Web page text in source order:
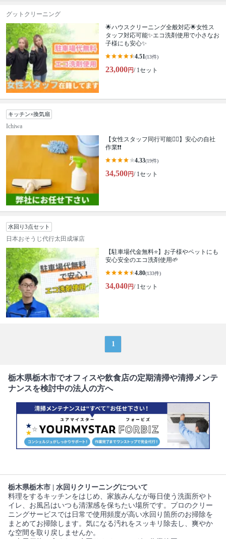
グットクリーニング
🌟ハウスクリーニング全般対応🌟女性ス
タッフ対応可能✨エコ洗剤使用で小さなお
子様にも安心✨
4.51(13件)
23,000円/ 1セット
キッチン×換気扇
Ichiwa
【女性スタッフ同行可能🙆‍♀️】安心の自社
作業❗️❗️
4.33(19件)
34,500円/ 1セット
水回り3点セット
日本おそうじ代行太田成塚店
【駐車場代金無料⭐️】お子様やペットにも
安心安全のエコ洗剤使用🌱
4.80(133件)
34,040円/ 1セット
1
栃木県栃木市でオフィスや飲食店の定期清掃や清掃メンテ
ナンスを検討中の法人の方へ
栃木県栃木市 | 水回りクリーニングについて
料理をするキッチンをはじめ、家族みんなが毎日使う洗面所やト
イレ、お風呂はいつも清潔感を保ちたい場所です。プロのクリー
ニングサービスでは日常で使用頻度が高い水回り箇所のお掃除を
まとめてお掃除します。気になる汚れをスッキリ除去し、爽やか
な空間を取り戻しませんか。